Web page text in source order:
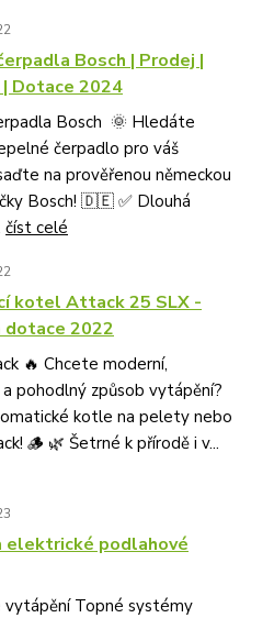
Bosch | Prodej |
Dotace 2024
Bosch 🌞 Hledáte
čerpadlo pro váš
na prověřenou německou
Bosch! 🇩🇪 ✅ Dlouhá
číst celé
kotel Attack 25 SLX -
2022
🔥 Chcete moderní,
pohodlný způsob vytápění?
kotle na pelety nebo
🪵 🌿 Šetrné k přírodě i v...
elektrické podlahové
vytápění Topné systémy